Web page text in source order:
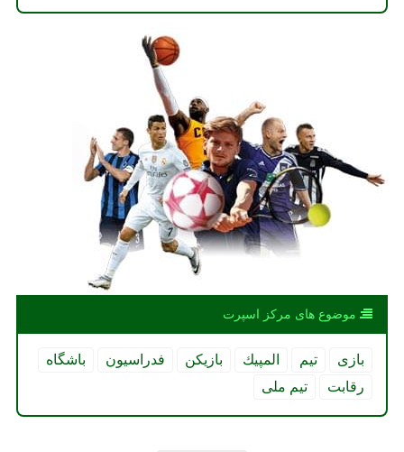
موضوع های مركز اسپرت
بازی تیم المپیك بازیكن فدراسیون
باشگاه
رقابت
تیم ملی